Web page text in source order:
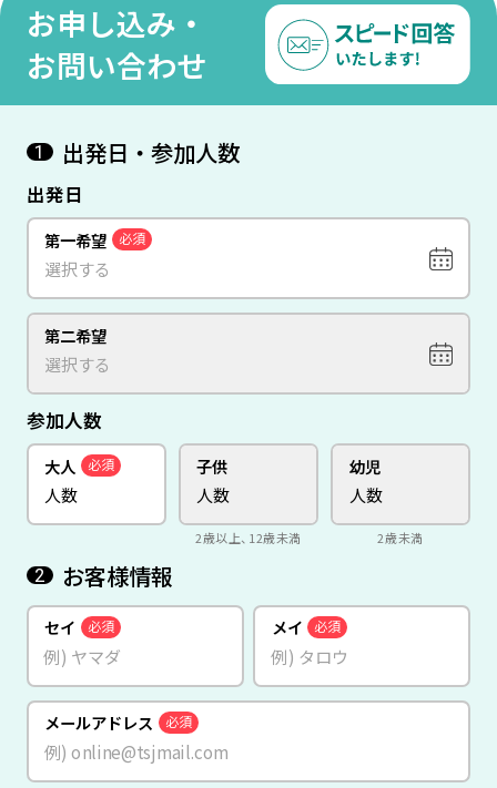
お申し込み・
お問い合わせ
1 出発日・参加人数
出発日
第一希望 必須
第二希望
参加人数
大人 必須 子供
2歳以上、12歳未満
幼児
2歳未満
2 お客様情報
セイ 必須 メイ 必須
メールアドレス 必須